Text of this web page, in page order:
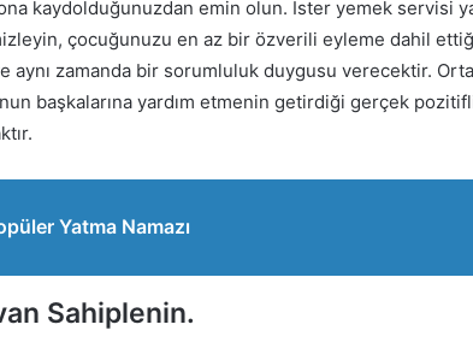
kaydolduğunuzdan emin olun. İster yemek servisi
çocuğunuzu en az bir özverili eyleme dahil
aynı zamanda bir sorumluluk duygusu verecektir.
başkalarına yardım etmenin getirdiği gerçek
Yatma Namazı
Sahiplenin.